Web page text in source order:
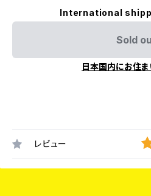
International
Sold
日本国内にお住
レビュー